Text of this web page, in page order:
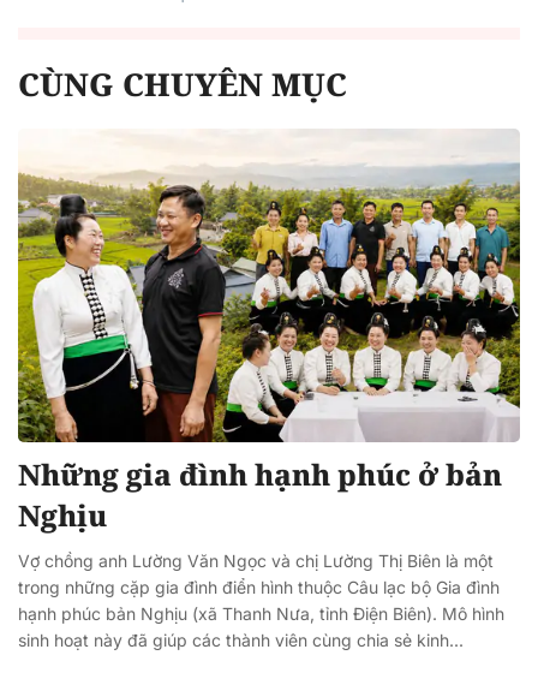
CÙNG CHUYÊN MỤC
Những gia đình hạnh phúc ở bản
Nghịu
Vợ chồng anh Lường Văn Ngọc và chị Lường Thị Biên là một
trong những cặp gia đình điển hình thuộc Câu lạc bộ Gia đình
hạnh phúc bản Nghịu (xã Thanh Nưa, tỉnh Điện Biên). Mô hình
sinh hoạt này đã giúp các thành viên cùng chia sẻ kinh...